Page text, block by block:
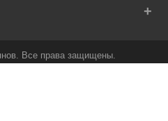
+
Все права защищены.